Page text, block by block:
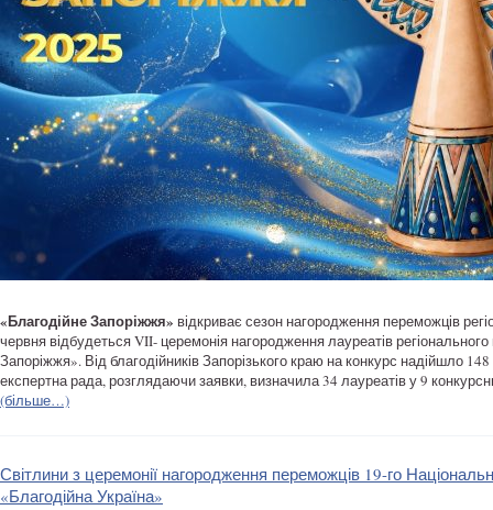
«Благодійне Запоріжжя» відкриває сезон нагородження переможців
червня відбудеться VII- церемонія нагородження лауреатів
Запоріжжя». Від благодійників Запорізького краю на конкурс надійшло
експертна рада, розглядаючи заявки, визначила 34 лауреатів у 9
(більше…)
Світлини з церемонії нагородження переможців 19-го
«Благодійна Україна»